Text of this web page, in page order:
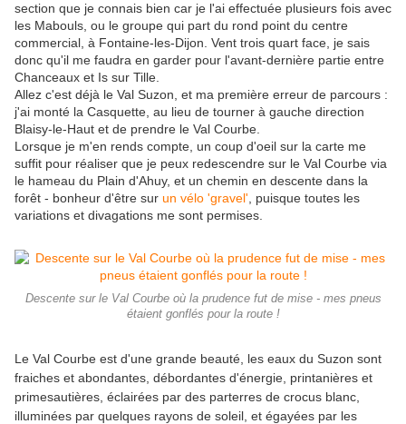
section que je connais bien car je l'ai effectuée plusieurs fois avec
les Mabouls, ou le groupe qui part du rond point du centre
commercial, à Fontaine-les-Dijon. Vent trois quart face, je sais
donc qu'il me faudra en garder pour l'avant-dernière partie entre
Chanceaux et Is sur Tille.
Allez c'est déjà le Val Suzon, et ma première erreur de parcours :
j'ai monté la Casquette, au lieu de tourner à gauche direction
Blaisy-le-Haut et de prendre le Val Courbe.
Lorsque je m'en rends compte, un coup d'oeil sur la carte me
suffit pour réaliser que je peux redescendre sur le Val Courbe via
le hameau du Plain d'Ahuy, et un chemin en descente dans la
forêt - bonheur d'être sur un vélo 'gravel' , puisque toutes les
variations et divagations me sont permises.
Descente sur le Val Courbe où la prudence fut de mise - mes pneus
étaient gonflés pour la route !
Le Val Courbe est d'une grande beauté, les eaux du Suzon sont
fraiches et abondantes, débordantes d'énergie, printanières et
primesautières, éclairées par des parterres de crocus blanc,
illuminées par quelques rayons de soleil, et égayées par les